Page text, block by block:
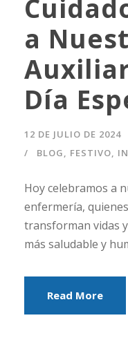
a
Día
12 DE JULIO DE 2024
BLOG, FESTIVO,
Hoy celebramos a
enfermería,
transforman vidas
más saludable y
Read More